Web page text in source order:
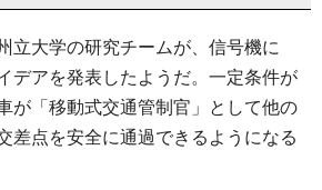
立大学の研究チームが、信号機に
デアを発表したようだ。一定条件が
が「移動式交通管制官」として他の
差点を安全に通過できるようになる